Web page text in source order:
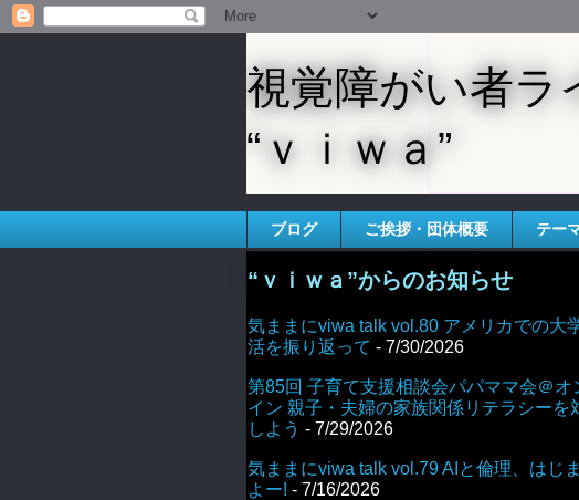
視覚障がい者ラ
“ｖｉｗａ”
ブログ ご挨拶・団体概要 テー
“ｖｉｗａ”からのお知らせ
気ままにviwa talk vol.80 アメリカでの大
活を振り返って - 7/30/2026
第85回 子育て支援相談会パパママ会＠オ
イン 親子・夫婦の家族関係リテラシーを
しよう - 7/29/2026
気ままにviwa talk vol.79 AIと倫理、はじ
よー! - 7/16/2026